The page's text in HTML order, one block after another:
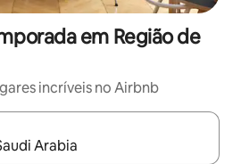
em Região de
incríveis no Airbnb
estiverem disponíveis, explore-os